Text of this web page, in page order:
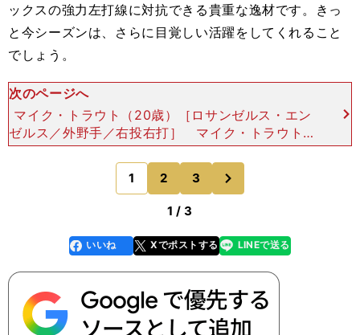
ックスの強力左打線に対抗できる貴重な逸材です。きっ
と今シーズンは、さらに目覚しい活躍をしてくれること
でしょう。
次のページへ
マイク・トラウト（20歳）［ロサンゼルス・エン
ゼルス／外野手／右投右打］ マイク・トラウトは
2009年ドラフト１巡目、全体でも25位という高い
評価でニュージャージー州の高校からロサンゼル
ス・エン
1 2 3
1 / 3
faceboo
k
いいね Xでポストする
line LINEで送る